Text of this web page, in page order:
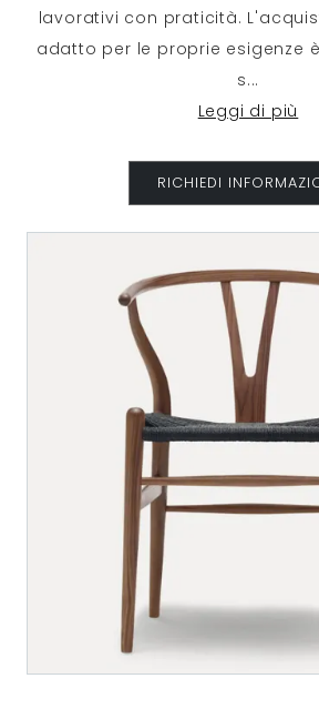
lavorativi con praticità.
adatto per le proprie esigenze
s...
Leggi di più
RICHIEDI